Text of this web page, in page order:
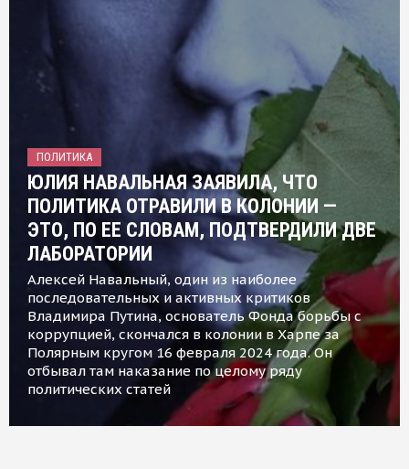
ПОЛИТИКА
ЮЛИЯ НАВАЛЬНАЯ ЗАЯВИЛА, ЧТО
ПОЛИТИКА ОТРАВИЛИ В КОЛОНИИ —
ЭТО, ПО ЕЕ СЛОВАМ, ПОДТВЕРДИЛИ ДВЕ
ЛАБОРАТОРИИ
Алексей Навальный, один из наиболее
последовательных и активных критиков
Владимира Путина, основатель Фонда борьбы с
коррупцией, скончался в колонии в Харпе за
Полярным кругом 16 февраля 2024 года. Он
отбывал там наказание по целому ряду
политических статей